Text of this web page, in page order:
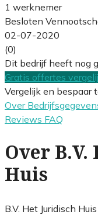
1 werknemer
Besloten
02-07-2020
(0)
Dit bedrijf heeft nog
Gratis offertes
Vergelijk en bespaar
Over
Reviews FAQ
Over
Huis
B.V. Het Juridisch